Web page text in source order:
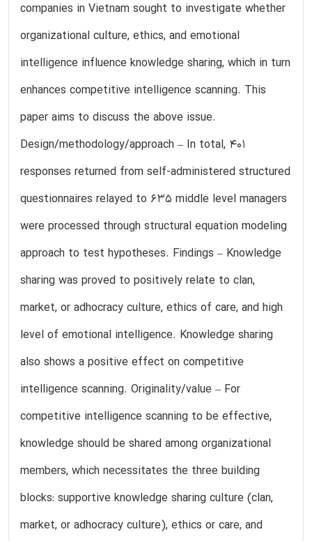
companies in Vietnam sought to investigate whether
organizational culture, ethics, and emotional
intelligence influence knowledge sharing, which in turn
enhances competitive intelligence scanning. This
paper aims to discuss the above issue.
Design/methodology/approach – In total, 401
responses returned from self-administered structured
questionnaires relayed to 635 middle level managers
were processed through structural equation modeling
approach to test hypotheses. Findings – Knowledge
sharing was proved to positively relate to clan,
market, or adhocracy culture, ethics of care, and high
level of emotional intelligence. Knowledge sharing
also shows a positive effect on competitive
intelligence scanning. Originality/value – For
competitive intelligence scanning to be effective,
knowledge should be shared among organizational
members, which necessitates the three building
blocks: supportive knowledge sharing culture (clan,
market, or adhocracy culture), ethics or care, and